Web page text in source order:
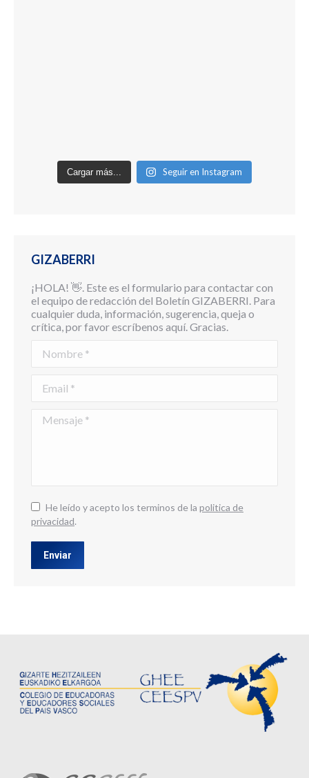
Cargar más... Seguir en Instagram
GIZABERRI
¡HOLA! 👋. Este es el formulario para contactar con
el equipo de redacción del Boletín GIZABERRI. Para
cualquier duda, información, sugerencia, queja o
crítica, por favor escríbenos aquí. Gracias.
Mensaje *
He leído y acepto los terminos de la politica de
privacidad.
Enviar